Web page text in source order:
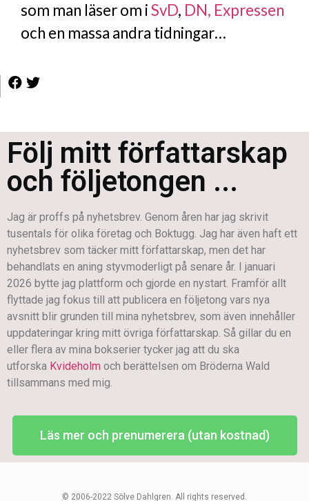
som man läser om iSvD, DN, Expressen
och en massa andra tidningar…
Följ mitt författarskap
och följetongen ...
Jag är proffs på nyhetsbrev. Genom åren har jag skrivit
tusentals för olika företag och Boktugg. Jag har även haft ett
nyhetsbrev som täcker mitt författarskap, men det har
behandlats en aning styvmoderligt på senare år. I januari
2026 bytte jag plattform och gjorde en nystart. Framför allt
flyttade jag fokus till att publicera en följetong vars nya
avsnitt blir grunden till mina nyhetsbrev, som även innehåller
uppdateringar kring mitt övriga författarskap. Så gillar du en
eller flera av mina bokserier tycker jag att du ska
utforska Kvideholm och berättelsen om Bröderna Wald
tillsammans med mig.
Läs mer och prenumerera (utan kostnad)
© 2006-2022 Sölve Dahlgren. All rights reserved.